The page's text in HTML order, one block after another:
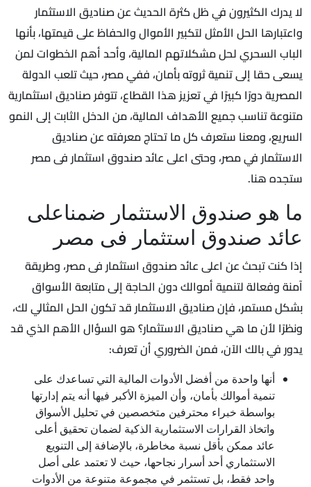
لا يدرك الكثيرون في ظل كثرة الحديث عن صناديق الاستثمار
واعتبارها الحل الأمثل لتكبير الأموال والحفاظ على قيمتها، بأنها
الباب السحري لحل مشكلاتهم المالية، وأحد أهم الخطوات لمن
يسعى حقا إلى تنمية ثروته بأمان، ففي مصر، حيث تلعب الدولة
المصرية دورًا كبيرًا في تعزيز هذا القطاع، تتوفر صناديق استثمارية
متنوعة تناسب جميع الأهداف المالية، من الدخل الثابت إلى النمو
السريع، ومعنا ستعرف كل ما تحتاج معرفته عن صناديق
الاستثمار في مصر، وحتى اعلى عائد صندوق استثمار فى مصر
ستجده هنا.
ما هو صندوق الاستثمار ضمناعلى
عائد صندوق استثمار فى مصر
إذا كنت تبحث عن اعلى عائد صندوق استثمار فى مصر، وطريقة
آمنة وفعالة لتنمية أموالك دون الحاجة إلى متابعة الأسواق
بشكل مستمر، فإن صناديق الاستثمار قد تكون الحل المثالي لك،
ونظرًا لأن ما هي صناديق الاستثمار؟ هو السؤال الأهم الذي قد
يدور في بالك الآن، فمن الضروري أن تعرف:
أنها واحدة من أفضل الأدوات المالية التي تساعدك على
تنمية أموالك بأمان، وأن الميزة الأكبر فيها أنه يتم إدارتها
بواسطة خبراء محترفين متخصصين في تحليل الأسواق
واتخاذ القرارات الاستثمارية الذكية لضمان تحقيق أعلى
عائد ممكن بأقل نسبة مخاطرة، بالإضافة إلى التنويع
الاستثماري أحد أسرار نجاحها، حيث لا تعتمد على أصل
واحد فقط، بل تستثمر في مجموعة متنوعة من الأدوات